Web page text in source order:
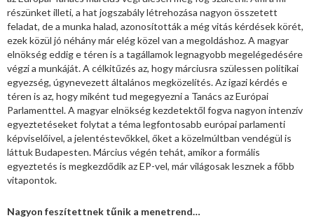
részünket illeti, a hat jogszabály létrehozása nagyon összetett
feladat, de a munka halad, azonosították a még vitás kérdések körét,
ezek közül jó néhány már elég közel van a megoldáshoz. A magyar
elnökség eddig e téren is a tagállamok legnagyobb megelégedésére
végzi a munkáját. A célkitűzés az, hogy márciusra szülessen politikai
egyezség, úgynevezett általános megközelítés. Az igazi kérdés e
téren is az, hogy miként tud megegyezni a Tanács az Európai
Parlamenttel. A magyar elnökség kezdetektől fogva nagyon intenzív
egyeztetéseket folytat a téma legfontosabb európai parlamenti
képviselőivel, a jelentéstevőkkel, őket a közelmúltban vendégül is
láttuk Budapesten. Március végén tehát, amikor a formális
egyeztetés is megkezdődik az EP-vel, már világosak lesznek a főbb
vitapontok.
Nagyon feszítettnek tűnik a menetrend…